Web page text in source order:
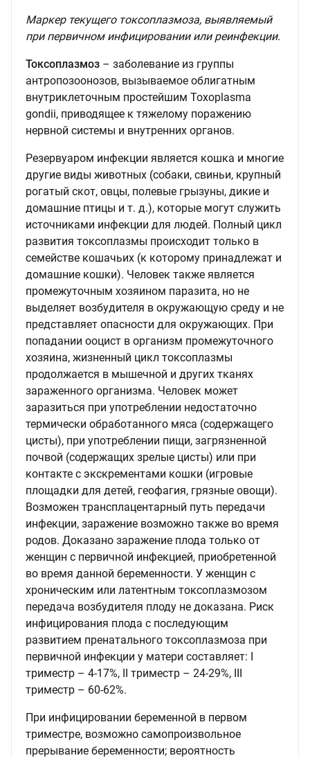
Маркер текущего токсоплазмоза, выявляемый
при первичном инфицировании или реинфекции.
Токсоплазмоз – заболевание из группы
антропозоонозов, вызываемое облигатным
внутриклеточным простейшим Toxoplasma
gondii, приводящее к тяжелому поражению
нервной системы и внутренних органов.
Резервуаром инфекции является кошка и многие
другие виды животных (собаки, свиньи, крупный
рогатый скот, овцы, полевые грызуны, дикие и
домашние птицы и т. д.), которые могут служить
источниками инфекции для людей. Полный цикл
развития токсоплазмы происходит только в
семействе кошачьих (к которому принадлежат и
домашние кошки). Человек также является
промежуточным хозяином паразита, но не
выделяет возбудителя в окружающую среду и не
представляет опасности для окружающих. При
попадании ооцист в организм промежуточного
хозяина, жизненный цикл токсоплазмы
продолжается в мышечной и других тканях
зараженного организма. Человек может
заразиться при употреблении недостаточно
термически обработанного мяса (содержащего
цисты), при употреблении пищи, загрязненной
почвой (содержащих зрелые цисты) или при
контакте с экскрементами кошки (игровые
площадки для детей, геофагия, грязные овощи).
Возможен трансплацентарный путь передачи
инфекции, заражение возможно также во время
родов. Доказано заражение плода только от
женщин с первичной инфекцией, приобретенной
во время данной беременности. У женщин с
хроническим или латентным токсоплазмозом
передача возбудителя плоду не доказана. Риск
инфицирования плода с последующим
развитием пренатального токсоплазмоза при
первичной инфекции у матери составляет: I
триместр – 4-17%, II триместр – 24-29%, III
триместр – 60-62%.
При инфицировании беременной в первом
триместре, возможно самопроизвольное
прерывание беременности; вероятность